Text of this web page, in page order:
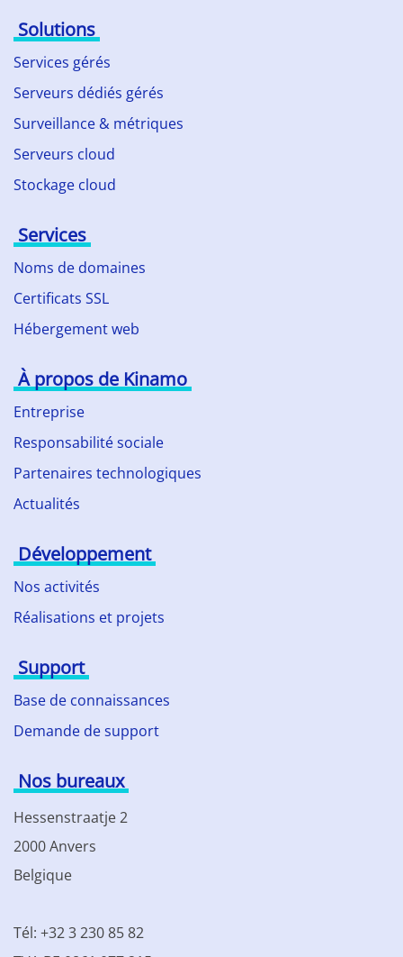
Solutions
Services gérés
Serveurs dédiés gérés
Surveillance & métriques
Serveurs cloud
Stockage cloud
Services
Noms de domaines
Certificats SSL
Hébergement web
À propos de Kinamo
Entreprise
Responsabilité sociale
Partenaires technologiques
Actualités
Développement
Nos activités
Réalisations et projets
Support
Base de connaissances
Demande de support
Nos bureaux
Hessenstraatje 2
2000 Anvers
Belgique
Tél: +32 3 230 85 82